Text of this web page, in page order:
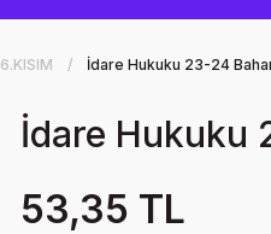
6.KISIM İdare Hukuku 23-24
İdare Hukuku
53,35 TL